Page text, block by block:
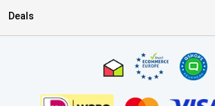
Deals